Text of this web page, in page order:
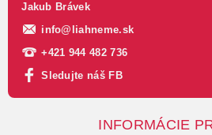
Jakub Brávek
info@ liahneme.sk
+421 944 482 736
Sledujte náš FB
INFORMÁCIE